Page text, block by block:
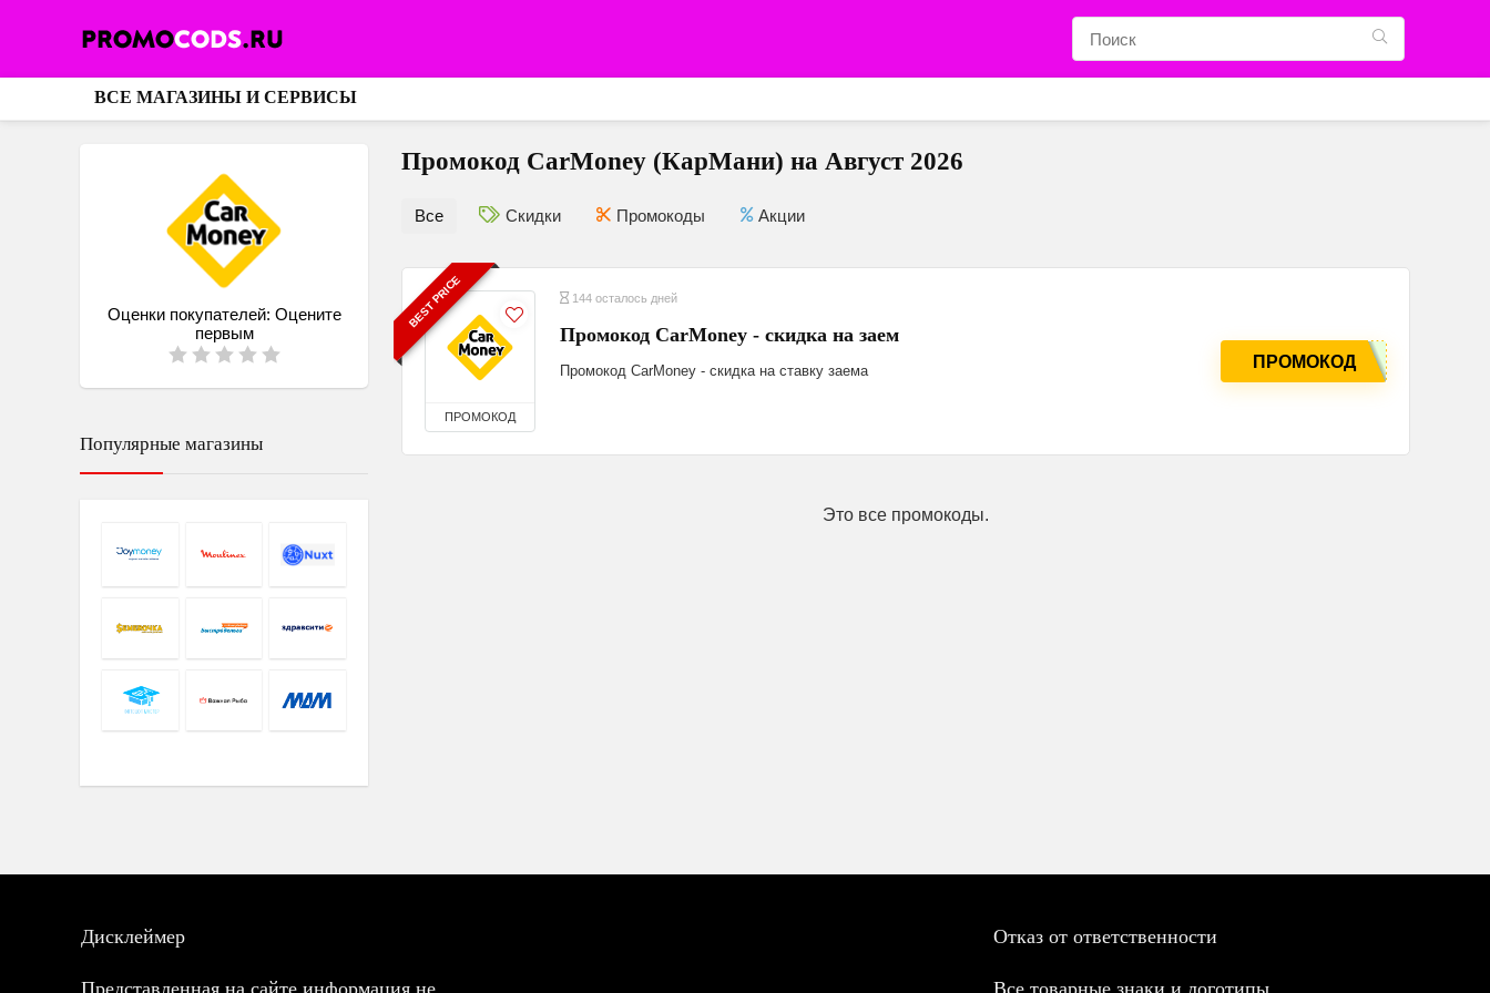
ВСЕ МАГАЗИНЫ И СЕРВИСЫ
Промокод CarMoney (КарМани) на Август 2026
Оценки покупателей: Оцените
первым
Все Скидки Промокоды Акции
BEST PRICE
ПРОМОКОД
144 осталось дней
Промокод CarMoney - скидка на заем
Промокод CarMoney - скидка на ставку заема ПРОМОКОД
Это все промокоды.
Популярные магазины
Дисклеймер Отказ от ответственности